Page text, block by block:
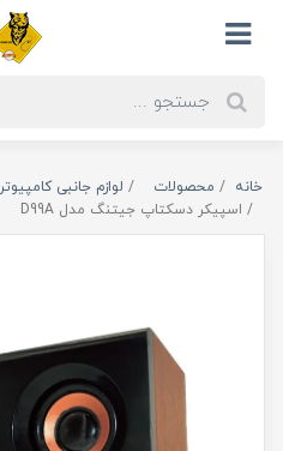
خانه محصولات لوازم جانبی کامپیوتر
اسپیکر دسکتاپ جیتنگ مدل D99A